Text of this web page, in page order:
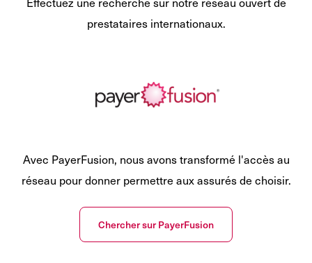
prestataires internationaux.
Avec PayerFusion, nous avons transformé l'accès au
réseau pour donner permettre aux assurés de choisir.
Chercher sur PayerFusion